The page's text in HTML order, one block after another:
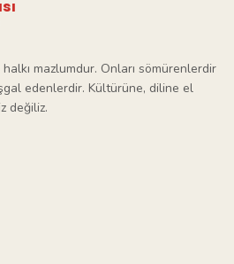
mazlumdur. Onları sömürenlerdir
edenlerdir. Kültürüne, diline el
değiliz.